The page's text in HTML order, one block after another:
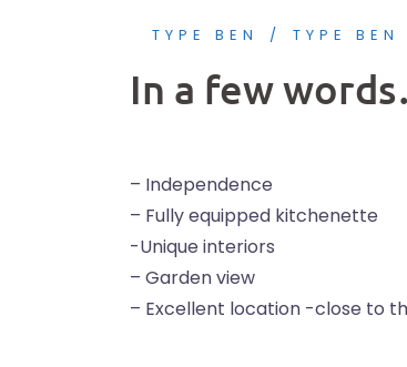
TYPE BEN TYPE BEN
In a few
– Independence
– Fully equipped kitchenette
-Unique interiors
– Garden view
– Excellent location -close to